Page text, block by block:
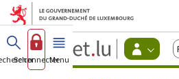
Aller au menu
Aller au
Guichet.lu
Se connecterMenu principal